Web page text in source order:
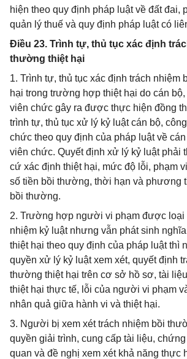
hiện theo quy định pháp luật về đất đai,
quản lý thuế và quy định pháp luật có
Điều 23. Trình tự, thủ tục xác định
thường thiệt hại
1. Trình tự, thủ tục xác định trách nhiệm
hại trong trường hợp thiệt hại do cán
viên chức gây ra được thực hiện đồng
trình tự, thủ tục xử lý kỷ luật cán bộ,
chức theo quy định của pháp luật về
viên chức. Quyết định xử lý kỷ luật phải
cứ xác định thiệt hại, mức độ lỗi, phạm
số tiền bồi thường, thời hạn và phương
bồi thường.
2. Trường hợp người vi phạm được loại
nhiệm kỷ luật nhưng vẫn phát sinh
thiệt hại theo quy định của pháp luật thì
quyền xử lý kỷ luật xem xét, quyết định
thường thiệt hại trên cơ sở hồ sơ, tài
thiệt hại thực tế, lỗi của người vi phạm
nhân quả giữa hành vi và thiệt hại.
3. Người bị xem xét trách nhiệm bồi
quyền giải trình, cung cấp tài liệu,
quan và đề nghị xem xét khả năng thực